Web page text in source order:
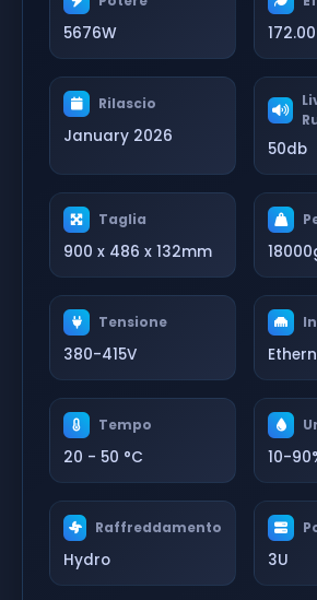
5676W
Rilascio
January 2026
50db
Taglia
900 x 486 x 132mm
Tensione
380-415V
Tempo
20 - 50 °C 10-
Raffreddamento
Hydro 3U